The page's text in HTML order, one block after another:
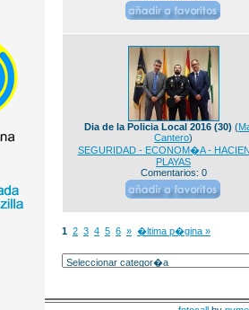
Dia de la Policia Local 2016 (30) (
Cantero)
SEGURIDAD - ECONOM�A -
PLAYAS
Comentarios: 0
1 2 3 4 5 6 » �ltima p�gina »